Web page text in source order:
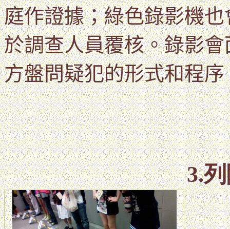
庭作證據；綠色錄影機
於調查人員覆核。錄影
方盤問疑犯的形式和程序
3.